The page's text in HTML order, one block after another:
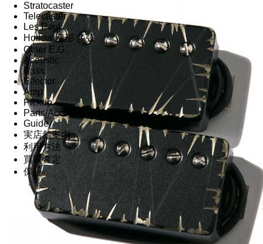
Stratocaster
Telecaster
Les Paul
Hollow 変形 多弦
Other E.G.
Acoustic
Bass
Effector
Amp
Pickup
Parts/Accessory
Guide
実店舗案内
利用方法
買取査定
保証